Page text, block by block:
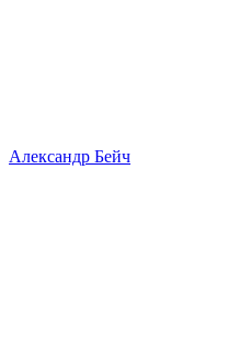
Александр Бейч